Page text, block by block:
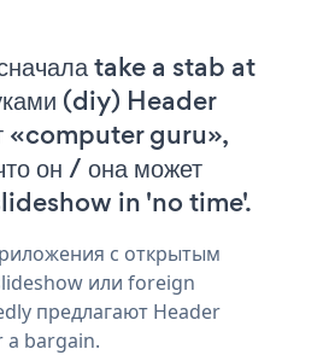
take a stab at
(diy) Header
«computer guru»,
он / она может
in 'no time'.
с открытым
или foreign
предлагают Header
bargain.